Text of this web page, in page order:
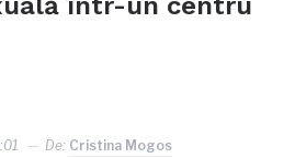
De: Cristina Mogos